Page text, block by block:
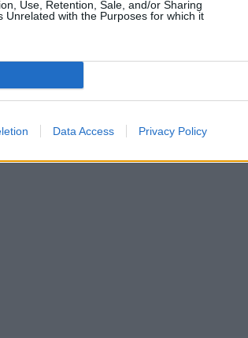
Use, Retention, Sale, and/or Sharing
Unrelated with the Purposes for which it
Data Access Privacy Policy
Έρχεται η προκήρυξη για την
24/10/2014 - 03:00